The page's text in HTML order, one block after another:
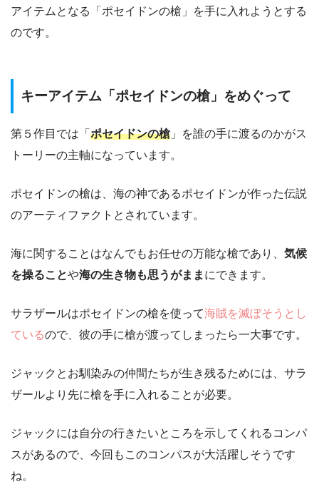
アイテムとなる「ポセイドンの槍」を手に入れようとする
のです。
キーアイテム「ポセイドンの槍」をめぐって
第５作目では「 ポセイドンの槍 」を誰の手に渡るのかがス
トーリーの主軸になっています。
ポセイドンの槍は、海の神であるポセイドンが作った伝説
のアーティファクトとされています。
海に関することはなんでもお任せの万能な槍であり、 気候
を操ることや海の生き物も思うがまま にできます。
サラザールはポセイドンの槍を使って海賊を滅ぼそうとし
ているので、彼の手に槍が渡ってしまったら一大事です。
ジャックとお馴染みの仲間たちが生き残るためには、サラ
ザールより先に槍を手に入れることが必要。
ジャックには自分の行きたいところを示してくれるコンパ
スがあるので、今回もこのコンパスが大活躍しそうです
ね。